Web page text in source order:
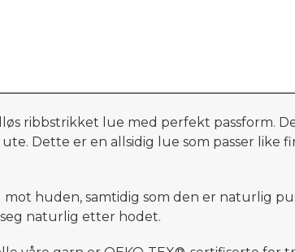
ribbstrikket lue med perfekt passform.
Dette er en allsidig lue som passer like
huden, samtidig som den er naturlig
naturlig etter hodet.